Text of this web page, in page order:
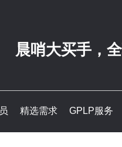
晨哨大买手，
精选需求 GPLP服务